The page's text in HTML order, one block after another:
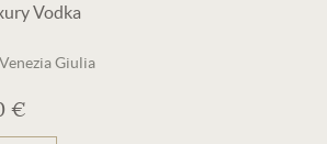
Vodka
Giulia
€